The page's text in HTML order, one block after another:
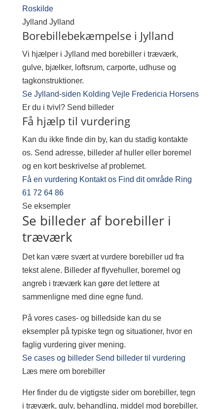
Roskilde
Jylland Jylland
Borebillebekæmpelse i Jylland
Vi hjælper i Jylland med borebiller i træværk,
gulve, bjælker, loftsrum, carporte, udhuse og
tagkonstruktioner.
Se Jylland-siden Kolding Vejle Fredericia Horsens
Er du i tvivl? Send billeder
Få hjælp til vurdering
Kan du ikke finde din by, kan du stadig kontakte
os. Send adresse, billeder af huller eller boremel
og en kort beskrivelse af problemet.
Få en vurdering Kontakt os Find dit område Ring
61 72 64 86
Se eksempler
Se billeder af borebiller i
træværk
Det kan være svært at vurdere borebiller ud fra
tekst alene. Billeder af flyvehuller, boremel og
angreb i træværk kan gøre det lettere at
sammenligne med dine egne fund.
På vores cases- og billedside kan du se
eksempler på typiske tegn og situationer, hvor en
faglig vurdering giver mening.
Se cases og billeder Send billeder til vurdering
Læs mere om borebiller
Her finder du de vigtigste sider om borebiller, tegn
i træværk, gulv, behandling, middel mod borebiller,